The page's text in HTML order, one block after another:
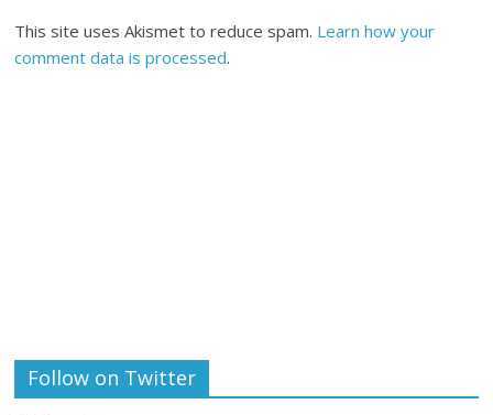
This site uses Akismet to reduce spam. Learn how your
comment data is processed.
Follow on Twitter